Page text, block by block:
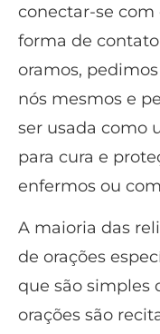
conectar-se com
forma de
oramos,
nós mesmos e
ser usada como
para cura e
enfermos ou
A maioria das
de orações
que são simples
orações são